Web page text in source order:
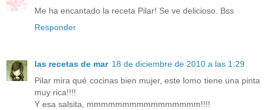
Me ha encantado la receta Pilar! Se ve delicioso. Bss
Responder
las recetas de mar 18 de diciembre de 2010 a las 1:29
Pilar mira qué cocinas bien mujer, este lomo tiene una pinta
muy rica!!!!
Y esa salsita, mmmmmmmmmmmmmmmm!!!!